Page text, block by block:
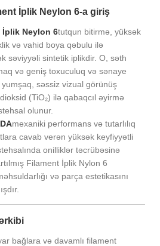
İplik Neylon 6-a giriş
İplik Neylon 6tutqun bitirmə, yüksək
və vahid boya qəbulu ilə
səviyyəli sintetik iplikdir. O, səth
və geniş toxuculuq və sənaye
səssiz vizual görünüş
(TiO₂) ilə qabaqcıl əyirmə
olunur.
mexaniki performans və tutarlılıq
cavab verən yüksək keyfiyyətli
onilliklər təcrübəsinə
Filament İplik Nylon 6
və parça estetikasını
bağlara və davamlı filament